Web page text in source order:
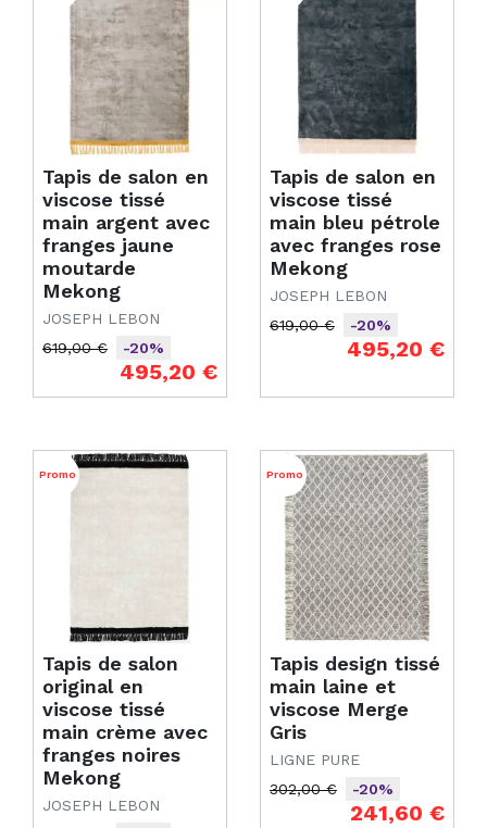
Tapis de salon en
viscose tissé
main argent avec
franges jaune
moutarde
Mekong
JOSEPH LEBON
Prix de base
619,00 €
-20%
495,20 €
Tapis de salon en
viscose tissé
main bleu pétrole
avec franges rose
Mekong
JOSEPH LEBON
Prix de base
619,00 €
-20%
495,20 €
Tapis de salon
original en
viscose tissé
main crème avec
franges noires
Mekong
JOSEPH LEBON
Promo
Tapis design tissé
main laine et
viscose Merge
Gris
LIGNE PURE
Prix de base
302,00 €
-20%
241,60 €
Promo